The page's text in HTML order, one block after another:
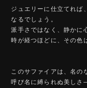
ジュエリーに仕立てれば
なるでしょう。
派手さではなく、静かに
時が経つほどに、その色
このサファイアは、名の
呼び名に縛られぬ美しさ